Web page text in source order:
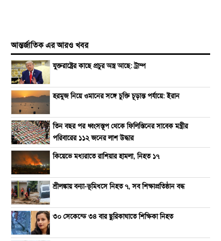
আন্তর্জাতিক এর আরও খবর
যুক্তরাষ্ট্রের কাছে প্রচুর অস্ত্র আছে: ট্রাম্প
হরমুজ নিয়ে ওমানের সঙ্গে চুক্তি চূড়ান্ত পর্যায়ে: ইরান
তিন বছর পর ধ্বংসস্তূপ থেকে ফিলিস্তিনের সাবেক মন্ত্রীর
পরিবারের ১১২ জনের লাশ উদ্ধার
কিয়েভে মধ্যরাতে রাশিয়ার হামলা, নিহত ১৭
শ্রীলঙ্কায় বন্যা-ভূমিধসে নিহত ৭, সব শিক্ষাপ্রতিষ্ঠান বন্ধ
৩০ সেকেন্ডে ৩৪ বার ছুরিকাঘাতে শিক্ষিকা নিহত